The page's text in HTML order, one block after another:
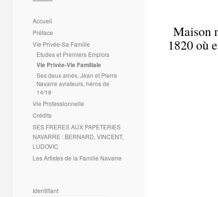
Accueil
Préface
Vie Privée-Sa Famille
Etudes et Premiers Emplois
Vie Privée-Vie Familiale
Ses deux ainés, Jean et Pierre
Navarre aviateurs, héros de
14/18
Vie Professionnelle
Crédits
SES FRERES AUX PAPETERIES
NAVARRE : BERNARD, VINCENT,
LUDOVIC
Les Artistes de la Famille Navarre
Identifiant
Maison
1820 où